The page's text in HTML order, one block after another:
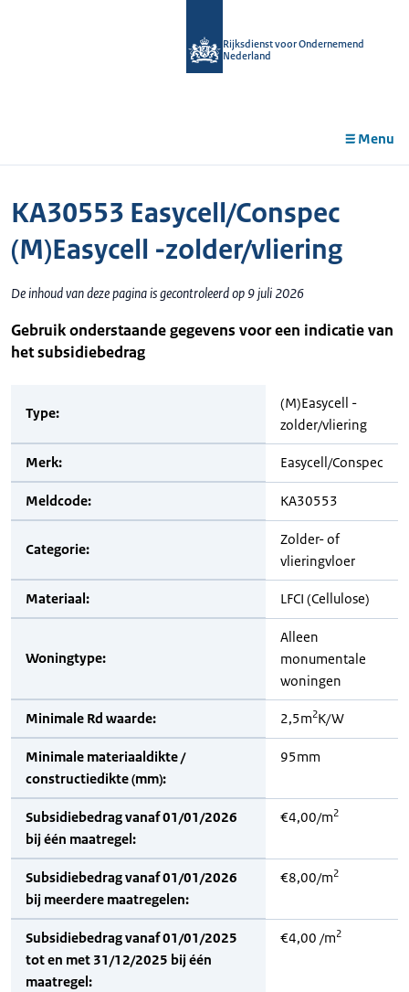
Rijksdienst voor Ondernemend
Nederland
Menu
KA30553 Easycell/Conspec
(M)Easycell -zolder/vliering
De inhoud van deze pagina is gecontroleerd op 9 juli 2026
Gebruik onderstaande gegevens voor een indicatie van
het subsidiebedrag
Type:
(M)Easycell -
zolder/vliering
Merk: Easycell/Conspec
Meldcode: KA30553
Categorie:
Zolder- of
vlieringvloer
Materiaal: LFCI (Cellulose)
Woningtype:
Alleen
monumentale
woningen
Minimale Rd waarde: 2,5m2K/W
Minimale materiaaldikte /
constructiedikte (mm):
95mm
Subsidiebedrag vanaf 01/01/2026
bij één maatregel:
€4,00/m2
Subsidiebedrag vanaf 01/01/2026
bij meerdere maatregelen:
€8,00/m2
Subsidiebedrag vanaf 01/01/2025
tot en met 31/12/2025 bij één
maatregel:
€4,00 /m2